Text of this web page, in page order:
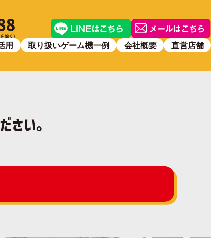
用 取り扱いゲーム機一例 会社概要 直営店舗
さい。